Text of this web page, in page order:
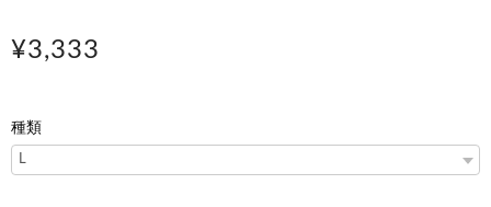
¥3,333
種類